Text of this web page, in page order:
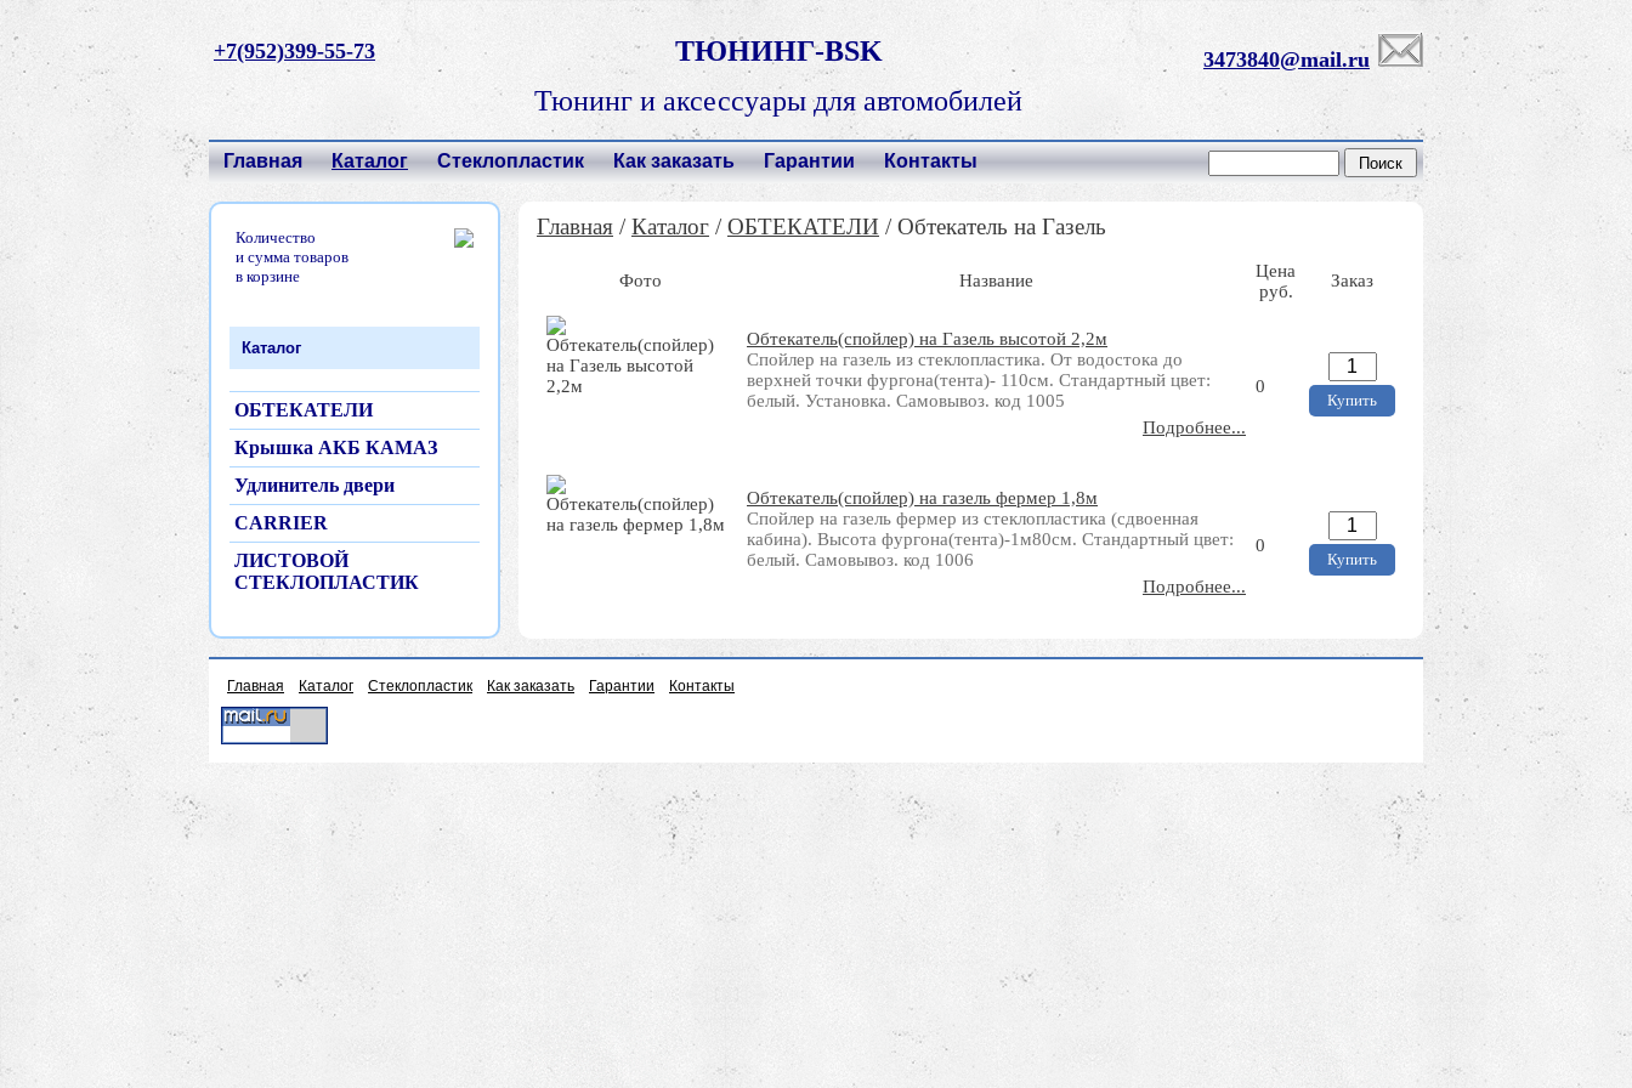
+7(952)399-55-73 ТЮНИНГ-BSK 3473840@mail.ru
Тюнинг и аксессуары для автомобилей
Главная Каталог Стеклопластик Как заказать Гарантии Контакты
Количество
и сумма товаров
в корзине
Каталог
ОБТЕКАТЕЛИ
Крышка АКБ КАМАЗ
Удлинитель двери
CARRIER
ЛИСТОВОЙ
СТЕКЛОПЛАСТИК
Главная / Каталог / ОБТЕКАТЕЛИ / Обтекатель на Газель
Фото Название
Цена
руб.
Заказ
Обтекатель(спойлер) на Газель высотой 2,2м
Спойлер на газель из стеклопластика. От водостока до
верхней точки фургона(тента)- 110см. Стандартный цвет:
белый. Установка. Самовывоз. код 1005
Подробнее...
0
Обтекатель(спойлер) на газель фермер 1,8м
Спойлер на газель фермер из стеклопластика (сдвоенная
кабина). Высота фургона(тента)-1м80см. Стандартный цвет:
белый. Самовывоз. код 1006
Подробнее...
0
Главная Каталог Стеклопластик Как заказать Гарантии Контакты